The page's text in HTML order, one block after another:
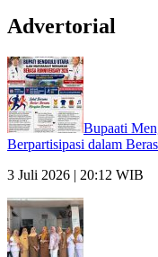
Advertorial
Bupaati
Berpartisipasi dalam
3 Juli 2026 | 20:12 WIB